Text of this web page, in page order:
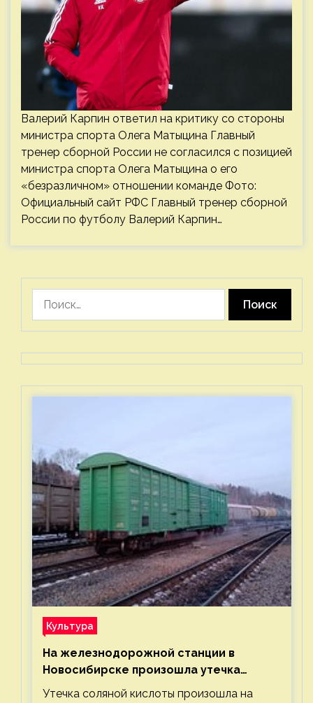
Валерий Карпин ответил на критику со стороны
министра спорта Олега Матыцина Главный
тренер сборной России не согласился с позицией
министра спорта Олега Матыцина о его
«безразличном» отношении команде Фото:
Официальный сайт РФС Главный тренер сборной
России по футболу Валерий Карпин…
Культура
На железнодорожной станции в
Новосибирске произошла утечка
соляной кислоты
Утечка соляной кислоты произошла на